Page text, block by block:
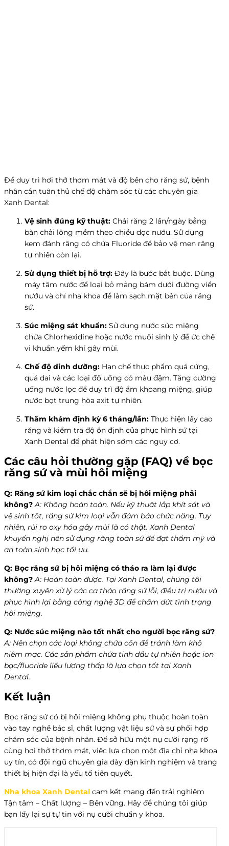
Để duy trì hơi thở thơm mát và độ bền cho răng sứ, bệnh
nhân cần tuân thủ chế độ chăm sóc từ các chuyên gia
Xanh Dental:
Vệ sinh đúng kỹ thuật: Chải răng 2 lần/ngày bằng
bàn chải lông mềm theo chiều dọc nướu. Sử dụng
kem đánh răng có chứa Fluoride để bảo vệ men răng
tự nhiên còn lại.
Sử dụng thiết bị hỗ trợ: Đây là bước bắt buộc. Dùng
máy tăm nước để loại bỏ mảng bám dưới đường viền
nướu và chỉ nha khoa để làm sạch mặt bên của răng
sứ.
Súc miệng sát khuẩn: Sử dụng nước súc miệng
chứa Chlorhexidine hoặc nước muối sinh lý để ức chế
vi khuẩn yếm khí gây mùi.
Chế độ dinh dưỡng: Hạn chế thực phẩm quá cứng,
quá dai và các loại đồ uống có màu đậm. Tăng cường
uống nước lọc để duy trì độ ẩm khoang miệng, giúp
nước bọt trung hòa axit tự nhiên.
Thăm khám định kỳ 6 tháng/lần: Thực hiện lấy cao
răng và kiểm tra độ ổn định của phục hình sứ tại
Xanh Dental để phát hiện sớm các nguy cơ.
Các câu hỏi thường gặp (FAQ) về bọc
răng sứ và mùi hôi miệng
Q: Răng sứ kim loại chắc chắn sẽ bị hôi miệng phải
không? A: Không hoàn toàn. Nếu kỹ thuật lắp khít sát và
vệ sinh tốt, răng sứ kim loại vẫn đảm bảo chức năng. Tuy
nhiên, rủi ro oxy hóa gây mùi là có thật. Xanh Dental
khuyến nghị nên sử dụng răng toàn sứ để đạt thẩm mỹ và
an toàn sinh học tối ưu.
Q: Bọc răng sứ bị hôi miệng có tháo ra làm lại được
không? A: Hoàn toàn được. Tại Xanh Dental, chúng tôi
thường xuyên xử lý các ca tháo răng sứ lỗi, điều trị nướu và
phục hình lại bằng công nghệ 3D để chấm dứt tình trạng
hôi miệng.
Q: Nước súc miệng nào tốt nhất cho người bọc răng sứ?
A: Nên chọn các loại không chứa cồn để tránh làm khô
niêm mạc. Các sản phẩm chứa tinh dầu tự nhiên hoặc ion
bạc/fluoride liều lượng thấp là lựa chọn tốt tại Xanh
Dental.
Kết luận
Bọc răng sứ có bị hôi miệng không phụ thuộc hoàn toàn
vào tay nghề bác sĩ, chất lượng vật liệu sứ và sự phối hợp
chăm sóc của bệnh nhân. Để sở hữu một nụ cười rạng rỡ
cùng hơi thở thơm mát, việc lựa chọn một địa chỉ nha khoa
uy tín, có đội ngũ chuyên gia dày dặn kinh nghiệm và trang
thiết bị hiện đại là yếu tố tiên quyết.
Nha khoa Xanh Dental cam kết mang đến trải nghiệm
Tận tâm – Chất lượng – Bền vững. Hãy để chúng tôi giúp
bạn lấy lại sự tự tin với nụ cười chuẩn y khoa.